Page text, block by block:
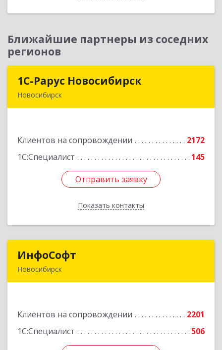
Ближайшие партнеры из соседних
регионов
1С-Рарус Новосибирск
Новосибирск
Клиентов на сопровождении
2172
1С:Специалист
145
Отправить заявку
Показать контакты
1С-Рарус Новосибирск
Подробнее
Отправить заявку
Назад
ИнфоСофт
Новосибирск
Клиентов на сопровождении
2201
1С:Специалист
506
Подробнее